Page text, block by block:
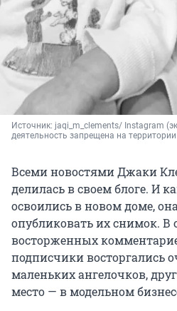
Источник: jaqi_m_clements/ Instagram
деятельность запрещена на
Всеми новостями Джаки
делилась в своем блоге. И
освоились в новом доме,
опубликовать их снимок. В
восторженных
подписчики восторгались
маленьких ангелочков,
место — в модельном